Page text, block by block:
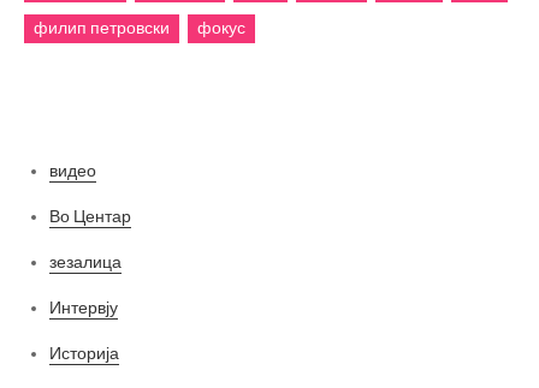
филип петровски
фокус
видео
Во Центар
зезалица
Интервју
Историја